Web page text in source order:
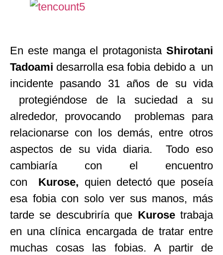
En este manga el protagonista Shirotani
Tadoami desarrolla esa fobia debido a un
incidente pasando 31 años de su vida
protegiéndose de la suciedad a su
alrededor, provocando problemas para
relacionarse con los demás, entre otros
aspectos de su vida diaria. Todo eso
cambiaría con el encuentro
con
Kurose, quien detectó que poseía
esa fobia con solo ver sus manos, más
tarde se descubriría que Kurosetrabaja
en una clínica encargada de tratar entre
muchas cosas las fobias. A partir de